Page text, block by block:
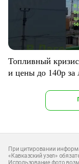
Топливный
и цены до 140р за
При цитировании
«Кавказский узел»
Использование фото